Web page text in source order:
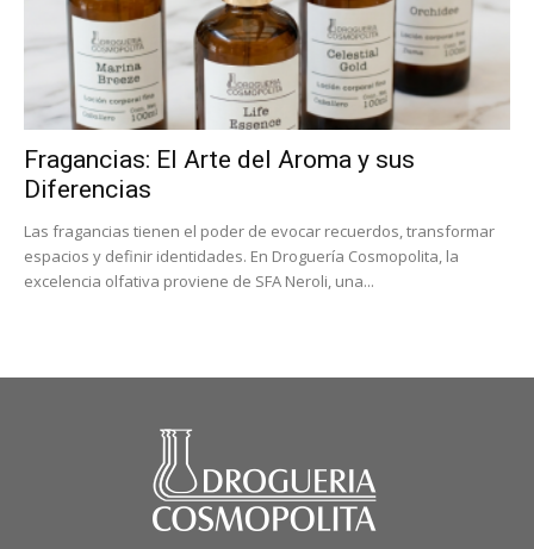
Fragancias: El Arte del Aroma y sus
Diferencias
Las fragancias tienen el poder de evocar recuerdos, transformar
espacios y definir identidades. En Droguería Cosmopolita, la
excelencia olfativa proviene de SFA Neroli, una...